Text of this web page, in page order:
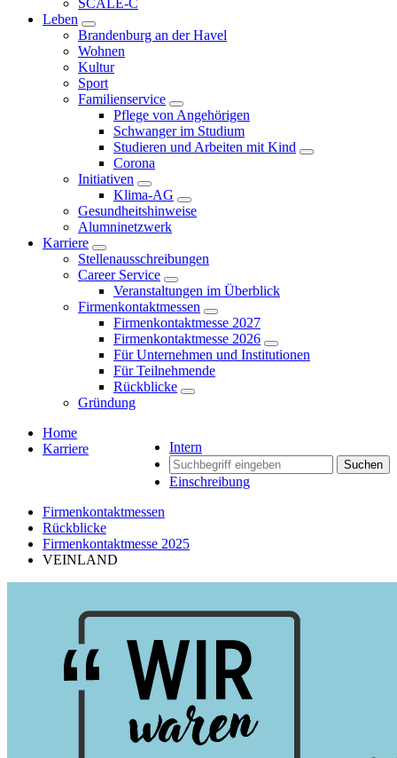
SCALE-C
Leben
Brandenburg an der Havel
Wohnen
Kultur
Sport
Familienservice
Pflege von Angehörigen
Schwanger im Studium
Studieren und Arbeiten mit Kind
Corona
Initiativen
Klima-AG
Gesundheitshinweise
Alumninetzwerk
Karriere
Stellenausschreibungen
Career Service
Veranstaltungen im Überblick
Firmenkontaktmessen
Firmenkontaktmesse 2027
Firmenkontaktmesse 2026
Für Unternehmen und Institutionen
Für Teilnehmende
Rückblicke
Gründung
Intern
Suchen
Einschreibung
Home
Karriere
Firmenkontaktmessen
Rückblicke
Firmenkontaktmesse 2025
VEINLAND